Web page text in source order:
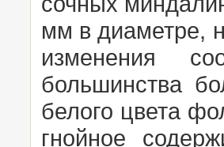
мм в диаметре,
изменения
большинства
белого цвета
гнойное